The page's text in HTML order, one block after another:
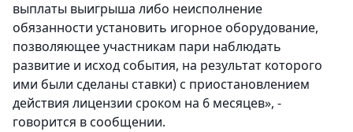
выплаты выигрыша либо неисполнение
обязанности установить игорное оборудование,
позволяющее участникам пари наблюдать
развитие и исход события, на результат которого
ими были сделаны ставки) с приостановлением
действия лицензии сроком на 6 месяцев», -
говорится в сообщении.